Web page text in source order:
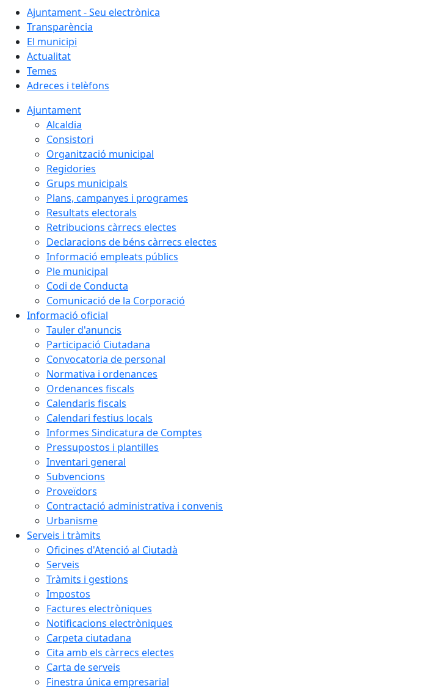
Ajuntament - Seu electrònica
Transparència
El municipi
Actualitat
Temes
Adreces i telèfons
Ajuntament
Alcaldia
Consistori
Organització municipal
Regidories
Grups municipals
Plans, campanyes i programes
Resultats electorals
Retribucions càrrecs electes
Declaracions de béns càrrecs electes
Informació empleats públics
Ple municipal
Codi de Conducta
Comunicació de la Corporació
Informació oficial
Tauler d'anuncis
Participació Ciutadana
Convocatoria de personal
Normativa i ordenances
Ordenances fiscals
Calendaris fiscals
Calendari festius locals
Informes Sindicatura de Comptes
Pressupostos i plantilles
Inventari general
Subvencions
Proveïdors
Contractació administrativa i convenis
Urbanisme
Serveis i tràmits
Oficines d'Atenció al Ciutadà
Serveis
Tràmits i gestions
Impostos
Factures electròniques
Notificacions electròniques
Carpeta ciutadana
Cita amb els càrrecs electes
Carta de serveis
Finestra única empresarial